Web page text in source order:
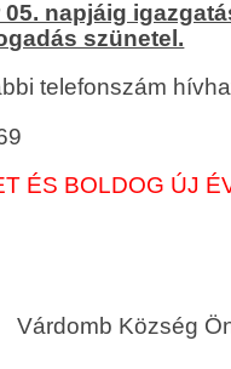
napjáig
szünetel.
telefonszám
ÉS BOLDOG ÚJ
Várdomb Község